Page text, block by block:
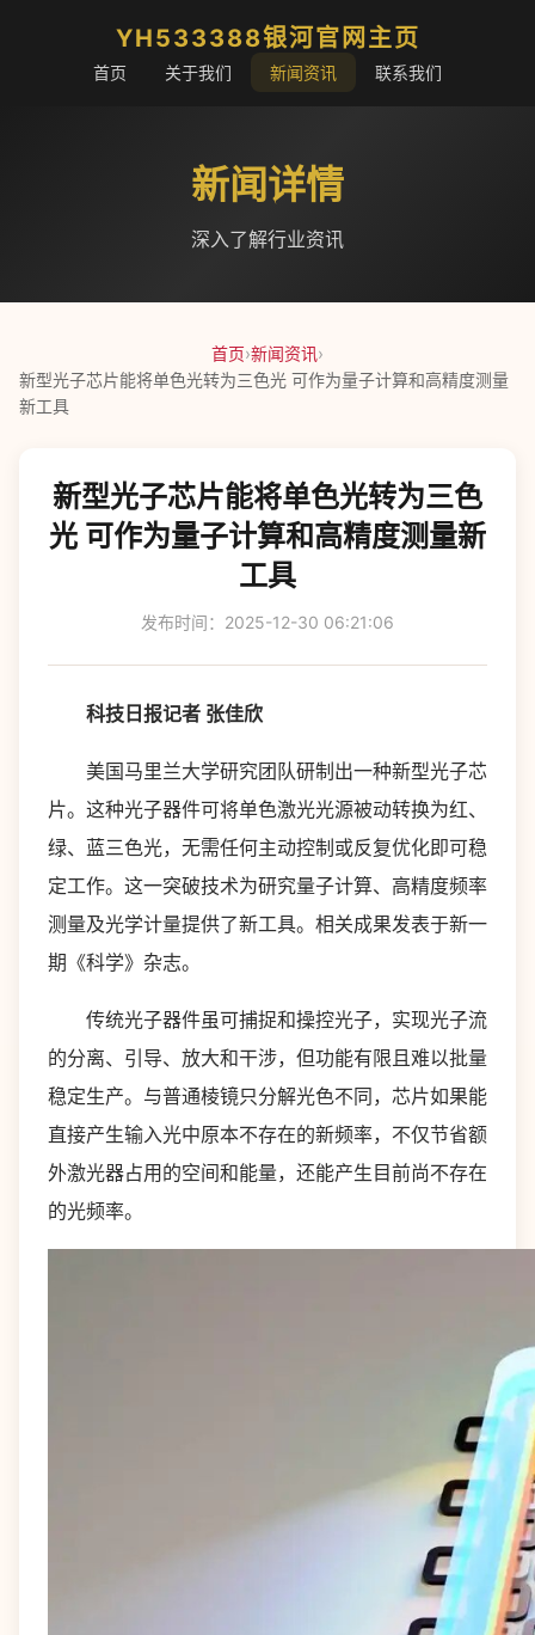
YH533388银河官网主页
首页 关于我们 新闻资讯 联系我们
新闻详情
深入了解行业资讯
首页›新闻资讯›
新型光子芯片能将单色光转为三色光 可作为量子计算和高精度测量
新工具
新型光子芯片能将单色光转为三色
光 可作为量子计算和高精度测量新
工具
发布时间：2025-12-30 06:21:06
科技日报记者 张佳欣
美国马里兰大学研究团队研制出一种新型光子芯
片。这种光子器件可将单色激光光源被动转换为红、
绿、蓝三色光，无需任何主动控制或反复优化即可稳
定工作。这一突破技术为研究量子计算、高精度频率
测量及光学计量提供了新工具。相关成果发表于新一
期《科学》杂志。
传统光子器件虽可捕捉和操控光子，实现光子流
的分离、引导、放大和干涉，但功能有限且难以批量
稳定生产。与普通棱镜只分解光色不同，芯片如果能
直接产生输入光中原本不存在的新频率，不仅节省额
外激光器占用的空间和能量，还能产生目前尚不存在
的光频率。